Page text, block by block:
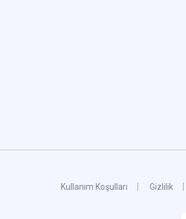
Kullanım Koşulları Gizlilik